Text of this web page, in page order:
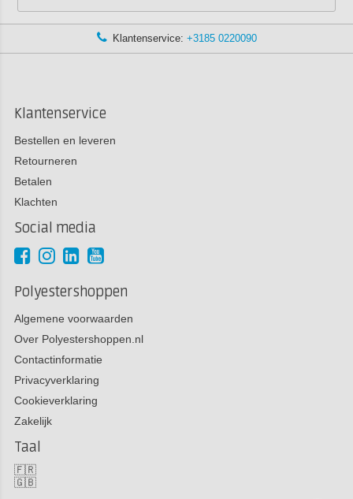
Klantenservice: +3185 0220090
Klantenservice
Bestellen en leveren
Retourneren
Betalen
Klachten
Social media
Polyestershoppen
Algemene voorwaarden
Over Polyestershoppen.nl
Contactinformatie
Privacyverklaring
Cookieverklaring
Zakelijk
Taal
🇫🇷
🇬🇧